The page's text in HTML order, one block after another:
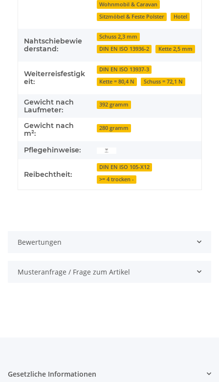
Wohnmobil & Caravan
Sitzmöbel & Feste Polster
Hotel
Nahtschiebewie
derstand:
Schuss 2,3 mm
DIN EN ISO 13936-2
Kette 2,5 mm
Weiterreisfestigk
eit:
DIN EN ISO 13937-3
Kette = 80,4 N
Schuss = 72,1 N
Gewicht nach
Laufmeter:
392 gramm
Gewicht nach
m²:
280 gramm
Pflegehinweise:
Reibechtheit:
DIN EN ISO 105-X12
>= 4 trocken -
Bewertungen
Musteranfrage / Frage zum Artikel
Gesetzliche Informationen